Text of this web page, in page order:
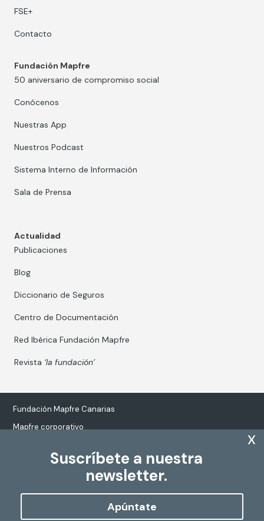
Suscríbete a nuestra
newsletter.
Apúntate
x
FSE+
Contacto
Fundación Mapfre
50 aniversario de compromiso social
Conócenos
Nuestras App
Nuestros Podcast
Sistema Interno de Información
Sala de Prensa
Actualidad
Publicaciones
Blog
Diccionario de Seguros
Centro de Documentación
Red Ibérica Fundación Mapfre
Revista ‘la fundación’
Fundación Mapfre Canarias
Mapfre corporativo
Tratamiento de datos personales
Política de Cookies